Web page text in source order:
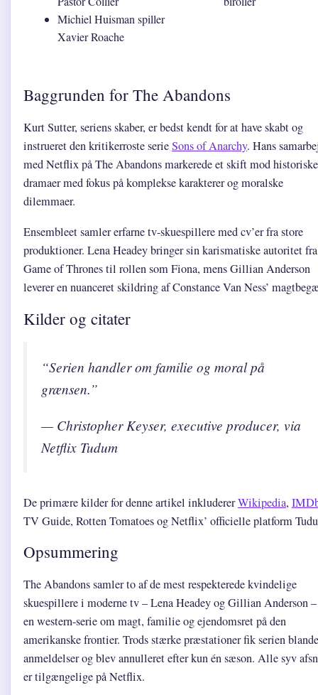
Michiel Huisman spiller
Xavier Roache
Baggrunden for The Abandons
Kurt Sutter, seriens skaber, er bedst kendt for at have skabt og
instrueret den kritikerroste serieSons of Anarchy. Hans
med Netflix på The Abandons markerede et skift mod historiske
dramaer med fokus på komplekse karakterer og moralske
dilemmaer.
Ensembleet samler erfarne tv-skuespillere med cv’er fra store
produktioner. Lena Headey bringer sin karismatiske autoritet fra
Game of Thrones til rollen som Fiona, mens Gillian Anderson
leverer en nuanceret skildring af Constance Van Ness’
Kilder og citater
“Serien handler om familie og moral på
grænsen.”
— Christopher Keyser, executive producer, via
Netflix Tudum
De primære kilder for denne artikel inkludererWikipedia,
TV Guide, Rotten Tomatoes og Netflix’ officielle platform
Opsummering
The Abandons samler to af de mest respekterede kvindelige
skuespillere i moderne tv – Lena Headey og Gillian Anderson
en western-serie om magt, familie og ejendomsret på den
amerikanske frontier. Trods stærke præstationer fik serien
anmeldelser og blev annulleret efter kun én sæson. Alle syv
er tilgængelige på Netflix.